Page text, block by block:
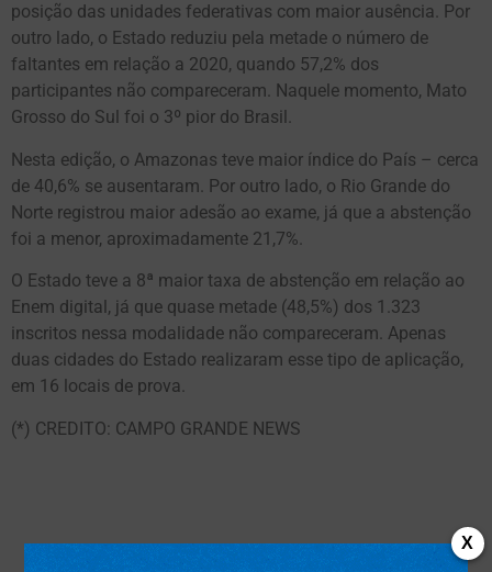
posição das unidades federativas com maior ausência. Por
outro lado, o Estado reduziu pela metade o número de
faltantes em relação a 2020, quando 57,2% dos
participantes não compareceram. Naquele momento, Mato
Grosso do Sul foi o 3º pior do Brasil.
Nesta edição, o Amazonas teve maior índice do País – cerca
de 40,6% se ausentaram. Por outro lado, o Rio Grande do
Norte registrou maior adesão ao exame, já que a abstenção
foi a menor, aproximadamente 21,7%.
O Estado teve a 8ª maior taxa de abstenção em relação ao
Enem digital, já que quase metade (48,5%) dos 1.323
inscritos nessa modalidade não compareceram. Apenas
duas cidades do Estado realizaram esse tipo de aplicação,
em 16 locais de prova.
(*) CREDITO: CAMPO GRANDE NEWS
X